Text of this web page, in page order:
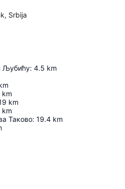
Srbija
Љубићу: 4.5 km
km
km
km
Таково: 19.4 km